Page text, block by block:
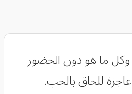
ما هو دون الحضور
للحاق بالحب.